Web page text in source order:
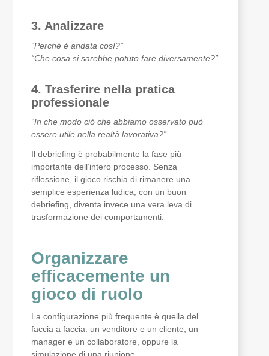
3. Analizzare
“Perché è andata così?”
“Che cosa si sarebbe potuto fare diversamente?”
4. Trasferire nella pratica
professionale
“In che modo ciò che abbiamo osservato può
essere utile nella realtà lavorativa?”
Il debriefing è probabilmente la fase più
importante dell’intero processo. Senza
riflessione, il gioco rischia di rimanere una
semplice esperienza ludica; con un buon
debriefing, diventa invece una vera leva di
trasformazione dei comportamenti.
Organizzare
efficacemente un
gioco di ruolo
La configurazione più frequente è quella del
faccia a faccia: un venditore e un cliente, un
manager e un collaboratore, oppure la